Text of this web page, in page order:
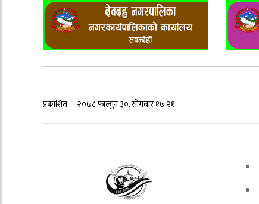
प्रकाशित : २०७८ फाल्गुन ३०, सोमबार १७:२१